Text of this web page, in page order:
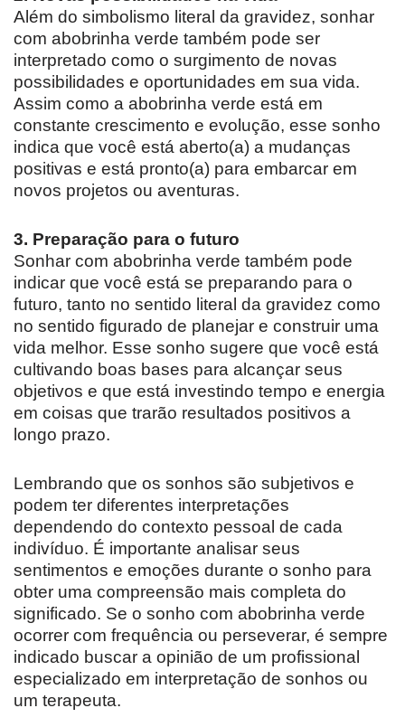
Além do simbolismo literal da gravidez, sonhar
com abobrinha verde também pode ser
interpretado como o surgimento de novas
possibilidades e oportunidades em sua vida.
Assim como a abobrinha verde está em
constante crescimento e evolução, esse sonho
indica que você está aberto(a) a mudanças
positivas e está pronto(a) para embarcar em
novos projetos ou aventuras.
3. Preparação para o futuro
Sonhar com abobrinha verde também pode
indicar que você está se preparando para o
futuro, tanto no sentido literal da gravidez como
no sentido figurado de planejar e construir uma
vida melhor. Esse sonho sugere que você está
cultivando boas bases para alcançar seus
objetivos e que está investindo tempo e energia
em coisas que trarão resultados positivos a
longo prazo.
Lembrando que os sonhos são subjetivos e
podem ter diferentes interpretações
dependendo do contexto pessoal de cada
indivíduo. É importante analisar seus
sentimentos e emoções durante o sonho para
obter uma compreensão mais completa do
significado. Se o sonho com abobrinha verde
ocorrer com frequência ou perseverar, é sempre
indicado buscar a opinião de um profissional
especializado em interpretação de sonhos ou
um terapeuta.